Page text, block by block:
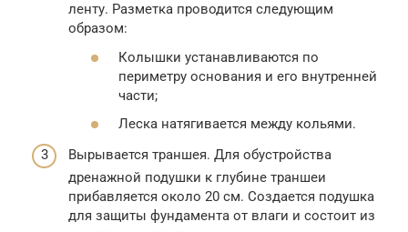
ленту. Разметка проводится следующим
образом:
Колышки устанавливаются по
периметру основания и его внутренней
части;
Леска натягивается между кольями.
Вырывается траншея. Для обустройства
дренажной подушки к глубине траншеи
прибавляется около 20 см. Создается подушка
для защиты фундамента от влаги и состоит из